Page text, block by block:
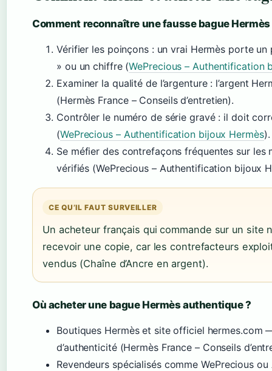
Comment reconnaître une fausse bague Hermès
Vérifier les poinçons : un vrai Hermès porte
» ou un chiffre (WePrecious – Authentification
Examiner la qualité de l’argenture : l’argent
(Hermès France – Conseils d’entretien).
Contrôler le numéro de série gravé : il doit
(WePrecious – Authentification bijoux Hermès).
Se méfier des contrefaçons fréquentes sur
vérifiés (WePrecious – Authentification bijoux
CE QU’IL FAUT SURVEILLER
Un acheteur français qui commande sur un site
recevoir une copie, car les contrefacteurs
vendus (Chaîne d’Ancre en argent).
Où acheter une bague Hermès authentique ?
Boutiques Hermès et site officiel
d’authenticité (Hermès France – Conseils
Revendeurs spécialisés comme WePrecious